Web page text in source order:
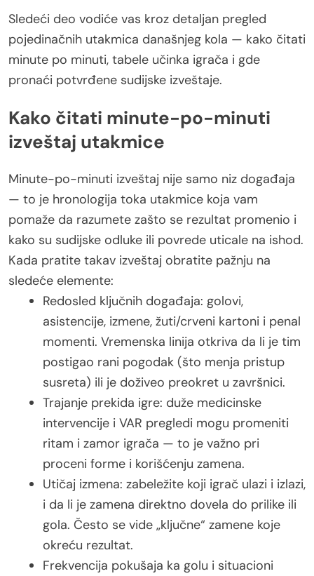
Sledeći deo vodiće vas kroz detaljan pregled
pojedinačnih utakmica današnjeg kola — kako čitati
minute po minuti, tabele učinka igrača i gde
pronaći potvrđene sudijske izveštaje.
Kako čitati minute-po-minuti
izveštaj utakmice
Minute-po-minuti izveštaj nije samo niz događaja
— to je hronologija toka utakmice koja vam
pomaže da razumete zašto se rezultat promenio i
kako su sudijske odluke ili povrede uticale na ishod.
Kada pratite takav izveštaj obratite pažnju na
sledeće elemente:
Redosled ključnih događaja: golovi,
asistencije, izmene, žuti/crveni kartoni i penal
momenti. Vremenska linija otkriva da li je tim
postigao rani pogodak (što menja pristup
susreta) ili je doživeo preokret u završnici.
Trajanje prekida igre: duže medicinske
intervencije i VAR pregledi mogu promeniti
ritam i zamor igrača — to je važno pri
proceni forme i korišćenju zamena.
Utičaj izmena: zabeležite koji igrač ulazi i izlazi,
i da li je zamena direktno dovela do prilike ili
gola. Često se vide „ključne“ zamene koje
okreću rezultat.
Frekvencija pokušaja ka golu i situacioni